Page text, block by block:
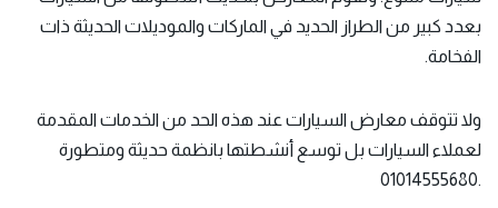
بعدد كبير من الطراز الحديد في الماركات والموديلات الحديثة ذات
الفخامة.
ولا تتوقف معارض السيارات عند هذه الحد من الخدمات المقدمة
لعملاء السيارات بل توسع أنشطتها بانظمة حديثة ومتطورة
.01014555680